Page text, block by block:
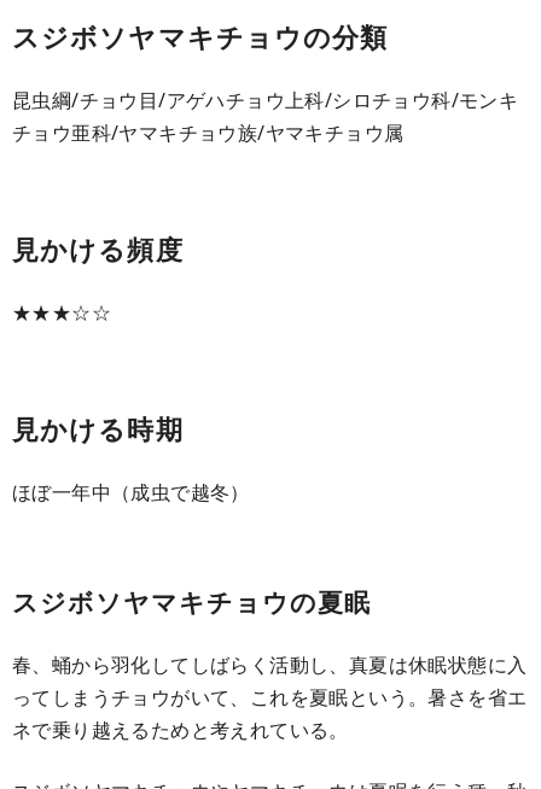
スジボソヤマキチョウの分類
昆虫綱/チョウ目/アゲハチョウ上科/シロチョウ科/モンキ
チョウ亜科/ヤマキチョウ族/ヤマキチョウ属
見かける頻度
★★★☆☆
見かける時期
ほぼ一年中（成虫で越冬）
スジボソヤマキチョウの夏眠
春、蛹から羽化してしばらく活動し、真夏は休眠状態に入
ってしまうチョウがいて、これを夏眠という。暑さを省エ
ネで乗り越えるためと考えれている。